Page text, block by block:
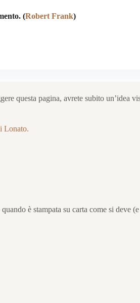
(Robert Frank)
questa pagina, avrete subito
Lonato.
è stampata su carta come si